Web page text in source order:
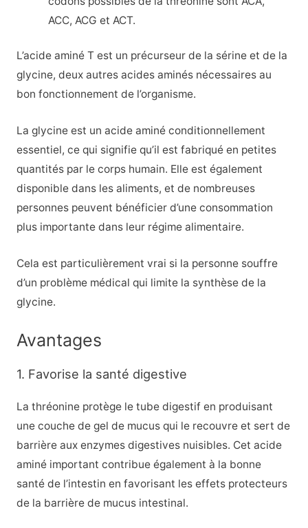
ACC, ACG et ACT.
L’acide aminé T est un précurseur de la sérine et de la
glycine, deux autres acides aminés nécessaires au
bon fonctionnement de l’organisme.
La glycine est un acide aminé conditionnellement
essentiel, ce qui signifie qu’il est fabriqué en petites
quantités par le corps humain. Elle est également
disponible dans les aliments, et de nombreuses
personnes peuvent bénéficier d’une consommation
plus importante dans leur régime alimentaire.
Cela est particulièrement vrai si la personne souffre
d’un problème médical qui limite la synthèse de la
glycine.
Avantages
1. Favorise la santé digestive
La thréonine protège le tube digestif en produisant
une couche de gel de mucus qui le recouvre et sert de
barrière aux enzymes digestives nuisibles. Cet acide
aminé important contribue également à la bonne
santé de l’intestin en favorisant les effets protecteurs
de la barrière de mucus intestinal.